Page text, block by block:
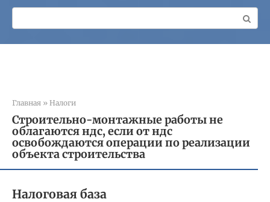
Поиск:
Главная » Налоги
Строительно-монтажные работы не
облагаются ндс, если от ндс
освобождаются операции по реализации
объекта строительства
Налоговая база